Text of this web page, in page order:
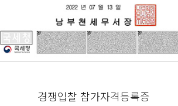
경쟁입찰 참가자격등록증